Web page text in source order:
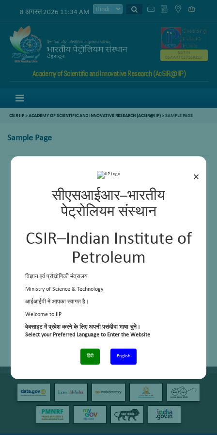
×
सीएसआईआर–भारतीय
पेट्रोलियम संस्थान
CSIR–Indian Institute of
Petroleum
विज्ञान एवं प्रौद्योगिकी मंत्रालय
Ministry of Science & Technology
आईआईपी में आपका स्वागत है।
Welcome to IIP
वेबसाइट में प्रवेश करने के लिए अपनी पसंदीदा भाषा चुनें।
Select your Preferred Language to Enter the Website
हिंदी English
8 अगस्त 2026 11:34 AM
Academy of Scientific and Innovative Research (AcSIR@IIP)
GSTIN
05AAATC2716R2ZK
CSIR IIP>ACADEMY OF SCIENTIFIC AND INNOVATIVE RESEARCH (ACSIR@IIP)> SAMPLE PAGE
Sample Page